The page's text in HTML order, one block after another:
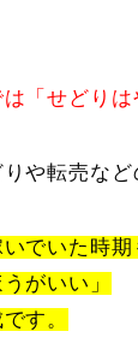
「せどり
や転売な
でいた時
がいい」
す。